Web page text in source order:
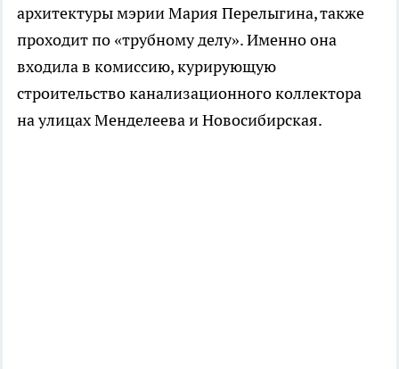
архитектуры мэрии Мария Перелыгина, также
проходит по «трубному делу». Именно она
входила в комиссию, курирующую
строительство канализационного коллектора
на улицах Менделеева и Новосибирская.